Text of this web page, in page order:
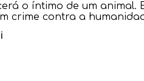
o íntimo de um animal.
crime contra a